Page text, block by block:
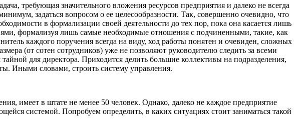
требующая значительного вложения ресурсов предприятия и далеко не всегда
задаться вопросом о ее целесообразности. Так, совершенно очевидно, что
в формализации своей деятельности до тех пор, пока она касается лишь
формализуя лишь самые необходимые отношения с подчиненными, такие, как
каждого поручения всегда на виду, ход работы понятен и очевиден, сложных
(от сотен сотрудников) уже не позволяют руководителю следить за всеми
для директора. Приходится делить большие коллективы на подразделения,
Иными словами, строить систему управления.
имеет в штате не менее 50 человек. Однако, далеко не каждое предприятие
системой. Попробуем определить, в каких ситуациях стоит заниматься такой